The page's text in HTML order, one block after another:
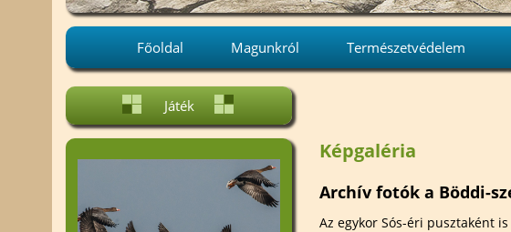
Főoldal Magunkról
Projektjeink
Nemzetközi kapcsolatok
Alakítsd a Környezeted! -
A Dunatáj közalapítvány
vállalkozási tevékenysége
Természetvédelem
Helyi védett területek
Játék
Képgaléria
Archív fotók a Böddi-
Az egykor Sós-éri pusztaként